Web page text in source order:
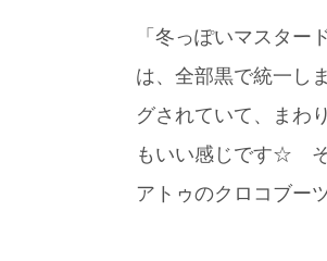
「冬っぽいマスタ
は、全部黒で統一し
グされていて、まわ
もいい感じです☆ そ
アトゥのクロコブー